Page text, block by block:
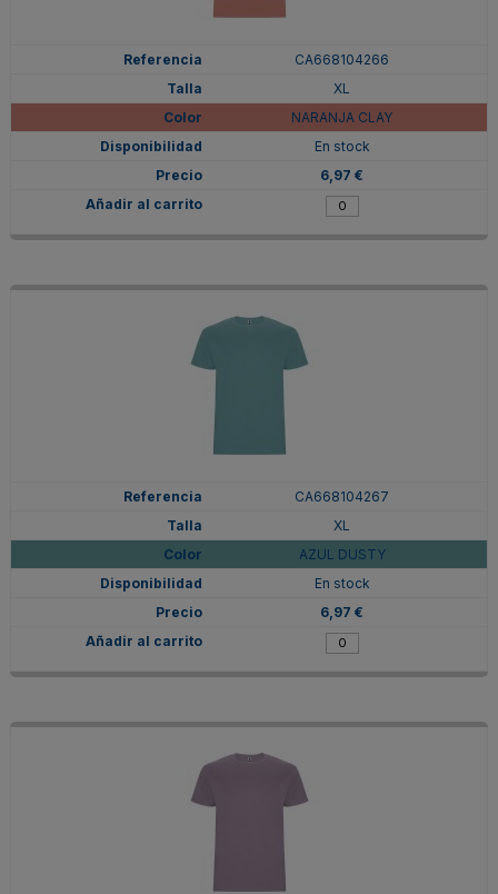
CA668104266
XL
NARANJA CLAY
En stock
6,97 €
CA668104267
XL
AZUL DUSTY
En stock
6,97 €